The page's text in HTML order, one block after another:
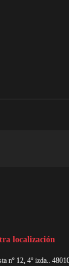
localización
nº 12, 4º izda..